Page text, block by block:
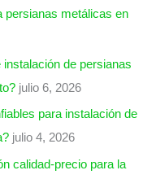
persianas metálicas en
de persianas
julio 6, 2026
para instalación de
julio 4, 2026
calidad-precio para la